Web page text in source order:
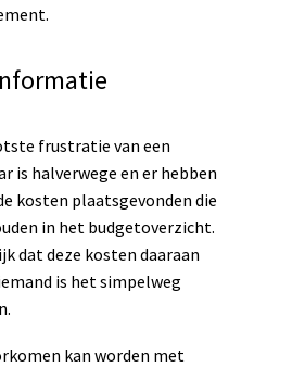
frustratie van een
is halverwege en er hebben
kosten plaatsgevonden die
in het budgetoverzicht.
dat deze kosten daaraan
is het simpelweg
kan worden met